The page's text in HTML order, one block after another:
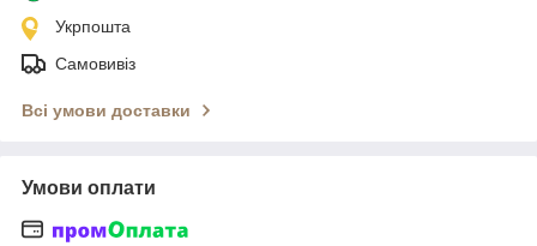
Укрпошта
Самовивіз
Всі умови доставки
Умови оплати